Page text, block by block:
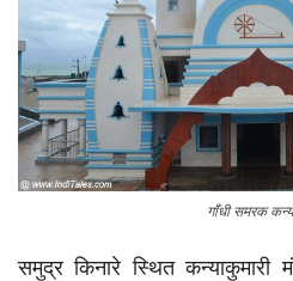
गाँधी समरक
समुद्र किनारे स्थित